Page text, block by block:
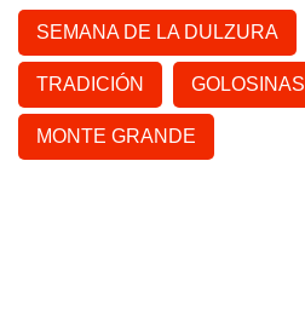
SEMANA DE LA DULZURA
TRADICIÓN GOLOSINAS
MONTE GRANDE